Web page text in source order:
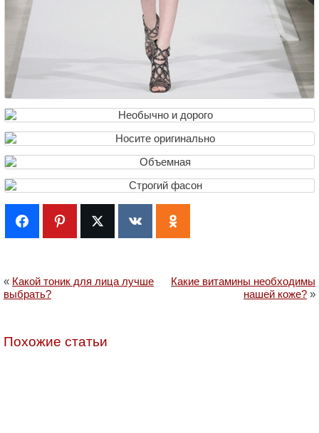
« Какой тоник для лица лучше
выбрать?
Какие витамины необходимы
нашей коже? »
Похожие статьи